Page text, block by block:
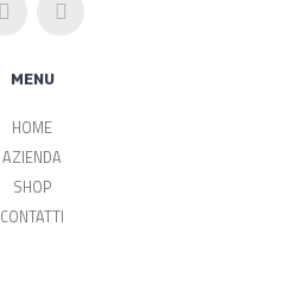
MENU
HOME
AZIENDA
SHOP
CONTATTI